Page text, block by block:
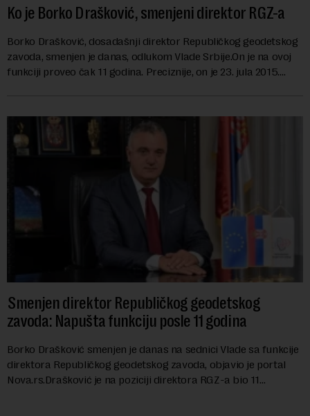
Ko je Borko Drašković, smenjeni direktor RGZ-a
Borko Drašković, dosadašnji direktor Republičkog geodetskog
zavoda, smenjen je danas, odlukom Vlade Srbije.On je na ovoj
funkciji proveo čak 11 godina. Preciznije, on je 23. jula 2015.
Smenjen direktor Republičkog geodetskog
zavoda: Napušta funkciju posle 11 godina
Borko Drašković smenjen je danas na sednici Vlade sa funkcije
direktora Republičkog geodetskog zavoda, objavio je portal
Nova.rs.Drašković je na poziciji direktora RGZ-a bio 11